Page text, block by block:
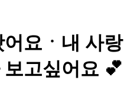
요ㆍ내 사랑
고싶어요 💕